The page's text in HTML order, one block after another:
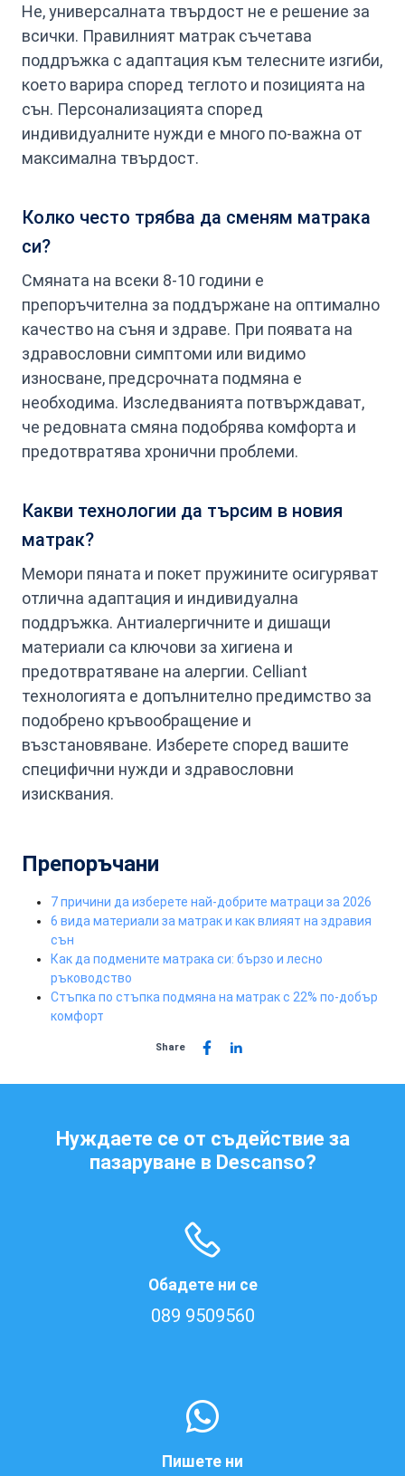
Не, универсалната твърдост не е решение за
всички. Правилният матрак съчетава
поддръжка с адаптация към телесните изгиби,
което варира според теглото и позицията на
сън. Персонализацията според
индивидуалните нужди е много по-важна от
максимална твърдост.
Колко често трябва да сменям матрака
си?
Смяната на всеки 8-10 години е
препоръчителна за поддържане на оптимално
качество на съня и здраве. При появата на
здравословни симптоми или видимо
износване, предсрочната подмяна е
необходима. Изследванията потвърждават,
че редовната смяна подобрява комфорта и
предотвратява хронични проблеми.
Какви технологии да търсим в новия
матрак?
Мемори пяната и покет пружините осигуряват
отлична адаптация и индивидуална
поддръжка. Антиалергичните и дишащи
материали са ключови за хигиена и
предотвратяване на алергии. Celliant
технологията е допълнително предимство за
подобрено кръвообращение и
възстановяване. Изберете според вашите
специфични нужди и здравословни
изисквания.
Препоръчани
7 причини да изберете най-добрите матраци за 2026
6 вида материали за матрак и как влияят на здравия
сън
Как да подмените матрака си: бързо и лесно
ръководство
Стъпка по стъпка подмяна на матрак с 22% по-добър
комфорт
Share
Нуждаете се от съдействие за
пазаруване в Descanso?
Обадете ни се
089 9509560
Пишете ни